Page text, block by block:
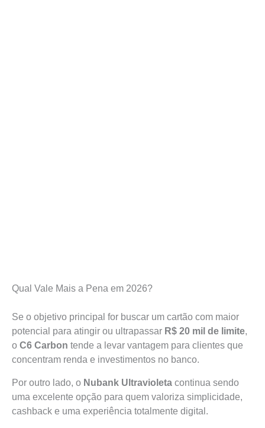
Qual Vale Mais a Pena em 2026?
Se o objetivo principal for buscar um cartão com maior
potencial para atingir ou ultrapassar R$ 20 mil de limite,
o C6 Carbon tende a levar vantagem para clientes que
concentram renda e investimentos no banco.
Por outro lado, o Nubank Ultravioleta continua sendo
uma excelente opção para quem valoriza simplicidade,
cashback e uma experiência totalmente digital.